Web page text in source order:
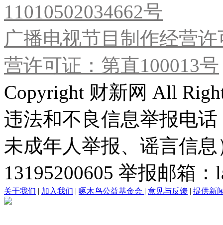
11010502034662号
广播电视节目制作经营
营许可证：第直100013号
Copyright 财新网 All
违法和不良信息举报电
未成年人举报、谣言信
13195200605 举报邮箱
关于我们 | 加入我们 | 啄木鸟公益基金会 | 意见与反馈 | 提供新